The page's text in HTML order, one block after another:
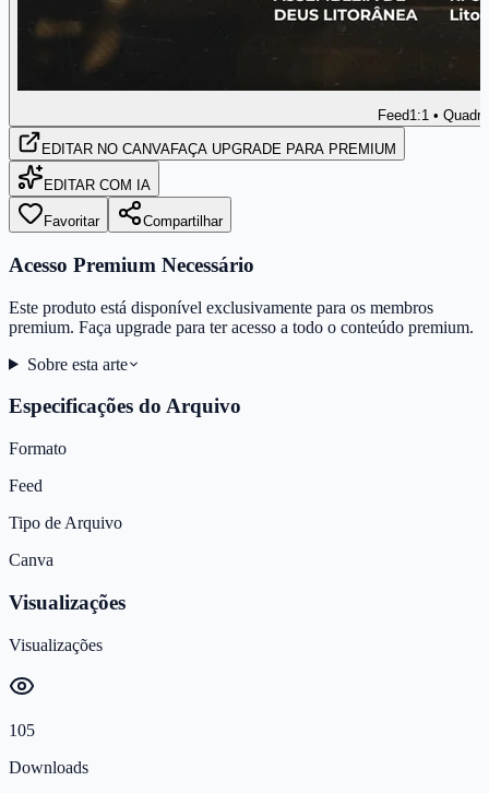
Feed1:1 •
EDITAR NO CANVAFAÇA UPGRADE PARA PREMIUM
EDITAR COM IA
Favoritar Compartilhar
Acesso Premium Necessário
Este produto está disponível exclusivamente para os membros
premium. Faça upgrade para ter acesso a todo o conteúdo premium.
Sobre esta arte
Especificações do Arquivo
Formato
Feed
Tipo de Arquivo
Canva
Visualizações
Visualizações
105
Downloads